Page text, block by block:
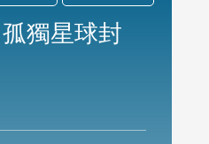
獨星球封